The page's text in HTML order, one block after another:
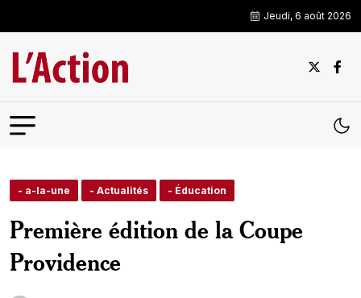
Jeudi, 6 août 2026
- a-la-une - Actualités - Éducation
Première édition de la Coupe
Providence